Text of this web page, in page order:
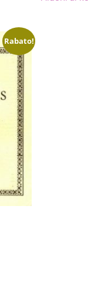
Rabato!